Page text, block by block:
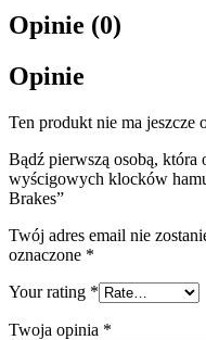
Opinie (0)
Opinie
Ten produkt nie ma jeszcze
Bądź pierwszą osobą, która
wyścigowych klocków
Brakes”
Twój adres email nie
oznaczone *
Your rating *
Twoja opinia *